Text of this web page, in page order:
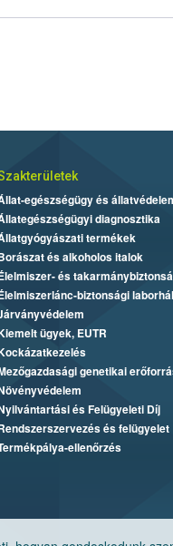
egészségügy és
diagnosztika
termékek
és alkoholos italok
és
biztonsági
ügyek, EUTR
genetikai
és Felügyeleti Díj
és felügyelet
ellenőrzés